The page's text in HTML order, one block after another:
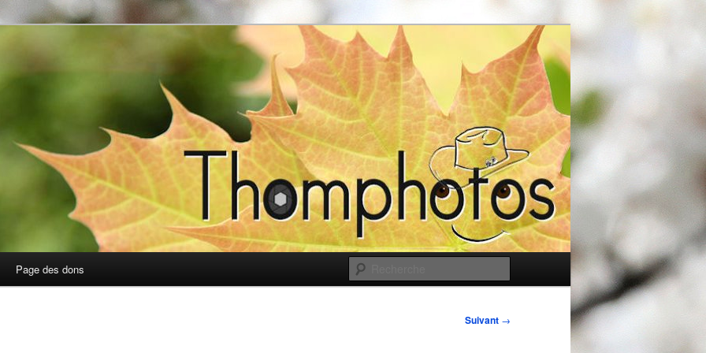
Page des dons
Suivant →